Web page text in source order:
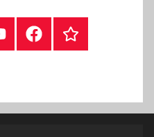
FacebookTikTok